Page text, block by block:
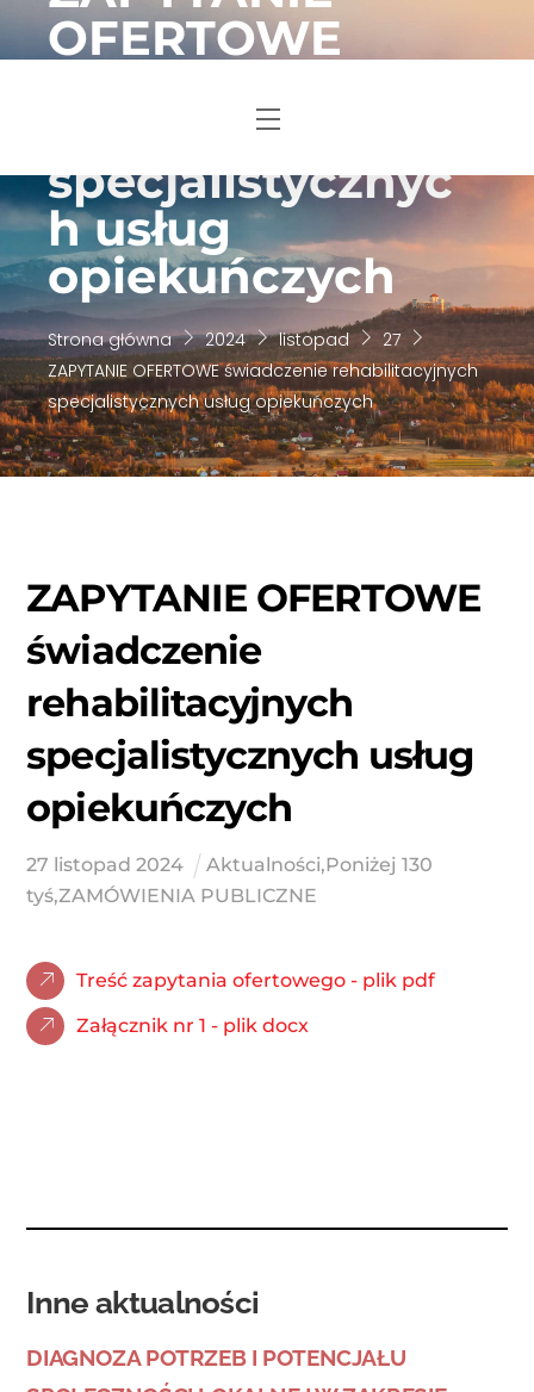
Menu
OFERTOWE
rehabilitacyjnych
specjalistycznyc
h usług
opiekuńczych
Strona główna 2024 listopad
27
ZAPYTANIE OFERTOWE świadczenie rehabilitacyjnych
specjalistycznych usług opiekuńczych
ZAPYTANIE OFERTOWE
świadczenie
rehabilitacyjnych
specjalistycznych usług
opiekuńczych
27 listopad 2024 Aktualności,Poniżej 130
tyś,ZAMÓWIENIA PUBLICZNE
Treść zapytania ofertowego - plik pdf
Załącznik nr 1 - plik docx
Inne aktualności
DIAGNOZA POTRZEB I POTENCJAŁU